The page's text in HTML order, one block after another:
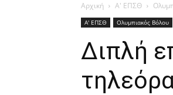
Αρχική Α' ΕΠΣΘ
Α' ΕΠΣΘ Ολυμπιακός Βόλου
Διπλή